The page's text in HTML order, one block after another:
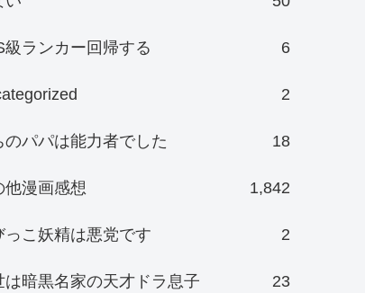
級ランカー回帰する 6
2
のパパは能力者でした 18
他漫画感想 1,842
っこ妖精は悪党です 2
は暗黒名家の天才ドラ息子 23